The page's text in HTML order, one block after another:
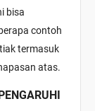
bisa
contoh
termasuk
atas.